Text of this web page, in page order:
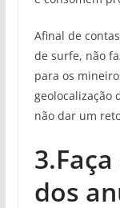
Afinal de
de surfe, não
para os
geolocalização
não dar um
dos